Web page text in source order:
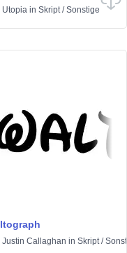
Utopia in Skript/Sonstige
Justin Callaghan in Skript/